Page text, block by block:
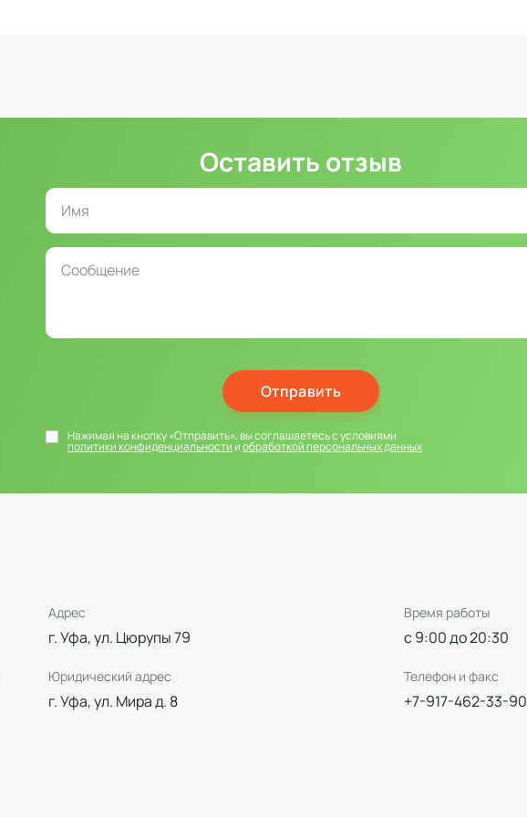
Оставить отзыв
Отправить
Нажимая на кнопку «Отправить», вы соглашаетесь с условиями
политики конфиденциальностииобработкой персональных данных
Адрес
г. Уфа, ул. Цюрупы 79
Юридический адрес
г. Уфа, ул. Мира д. 8
Время работы
с 9:00 до 20:30
Телефон и факс
+7-917-462-33-90